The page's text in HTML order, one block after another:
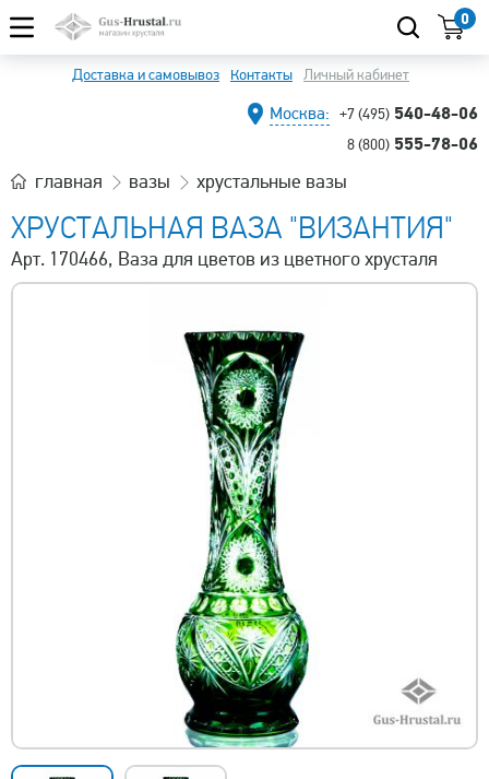
0
Доставка и самовывоз Контакты Личный кабинет
Москва: +7 (495) 540-48-06
8 (800) 555-78-06
главная вазы хрустальные вазы
ХРУСТАЛЬНАЯ ВАЗА "ВИЗАНТИЯ"
Арт. 170466, Ваза для цветов из цветного хрусталя